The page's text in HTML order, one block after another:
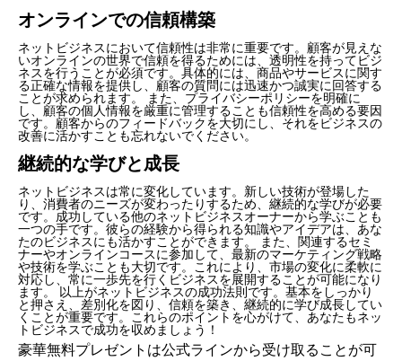
オンラインでの信頼構築
ネットビジネスにおいて信頼性は非常に重要です。顧客が見えな
いオンラインの世界で信頼を得るためには、透明性を持ってビジ
ネスを行うことが必須です。具体的には、商品やサービスに関す
る正確な情報を提供し、顧客の質問には迅速かつ誠実に回答する
ことが求められます。 また、プライバシーポリシーを明確に
し、顧客の個人情報を厳重に管理することも信頼性を高める要因
です。顧客からのフィードバックを大切にし、それをビジネスの
改善に活かすことも忘れないでください。
継続的な学びと成長
ネットビジネスは常に変化しています。新しい技術が登場した
り、消費者のニーズが変わったりするため、継続的な学びが必要
です。成功している他のネットビジネスオーナーから学ぶことも
一つの手です。彼らの経験から得られる知識やアイデアは、あな
たのビジネスにも活かすことができます。 また、関連するセミ
ナーやオンラインコースに参加して、最新のマーケティング戦略
や技術を学ぶことも大切です。これにより、市場の変化に柔軟に
対応し、常に一歩先を行くビジネスを展開することが可能になり
ます。 以上がネットビジネスの成功法則です。基本をしっかり
と押さえ、差別化を図り、信頼を築き、継続的に学び成長してい
くことが重要です。これらのポイントを心がけて、あなたもネッ
トビジネスで成功を収めましょう！
豪華無料プレゼントは公式ラインから受け取ることが可